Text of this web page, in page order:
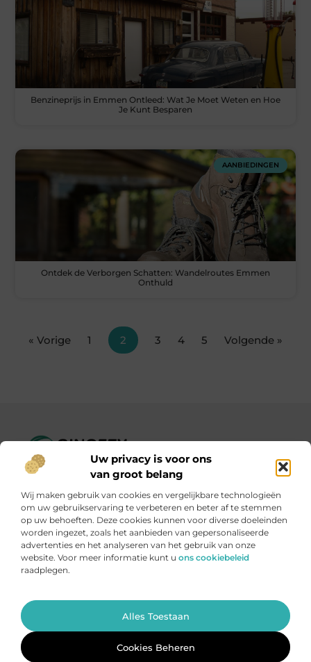
Uw privacy is voor ons
van groot belang
Wij maken gebruik van cookies en vergelijkbare technologieën
om uw gebruikservaring te verbeteren en beter af te stemmen
op uw behoeften. Deze cookies kunnen voor diverse doeleinden
worden ingezet, zoals het aanbieden van gepersonaliseerde
advertenties en het analyseren van het gebruik van onze
website. Voor meer informatie kunt u ons cookiebeleid
raadplegen.
Alles Toestaan
Cookies Beheren
Ga Naar
Benzineprijs in Emmen Ontleed: Wat Je Moet Weten en Hoe
Je Kunt Besparen
AANBIEDINGEN
Ontdek de Verborgen Schatten: Wandelroutes Emmen
Onthuld
« Vorige 1 2 3 4 5 Volgende »
Ginofey.nl – Van alledaags tot bijzonder, altijd iets te lezen!
Wij verzamelen blogs en artikelen over een grote
verscheidenheid aan onderwerpen, die alles uit het dagelijks
leven bestrijken.
Onze informatie
@2025 www.ginofey.nl. All Right Reserved.